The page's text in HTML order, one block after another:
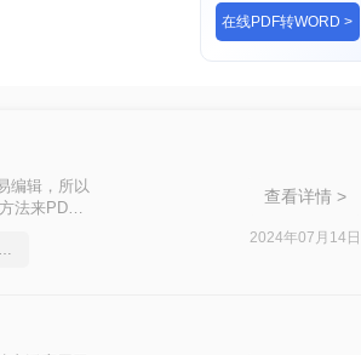
在线PDF转WORD >
编辑，所以
法来PDF
这2个PDF转Word的方法，高效率转换，排版不乱码！
查看详情 >
2024年07月14日